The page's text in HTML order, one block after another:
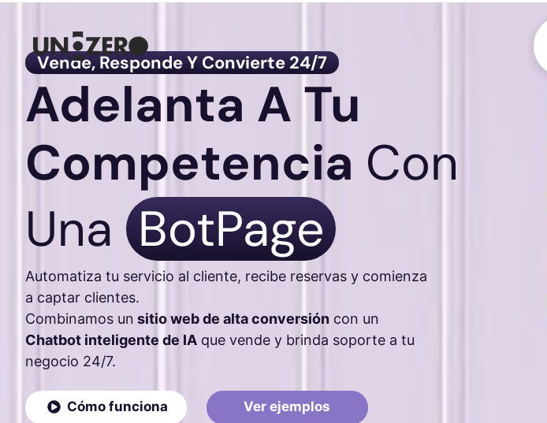
Vende, Responde Y Convierte 24/7
Adelanta A Tu
Competencia Con
Una BotPage
Automatiza tu servicio al cliente, recibe reservas y comienza
a captar clientes.
Combinamos un sitio web de alta conversión con un
Chatbot inteligente de IA que vende y brinda soporte a tu
negocio 24/7.
Cómo funciona Ver ejemplos